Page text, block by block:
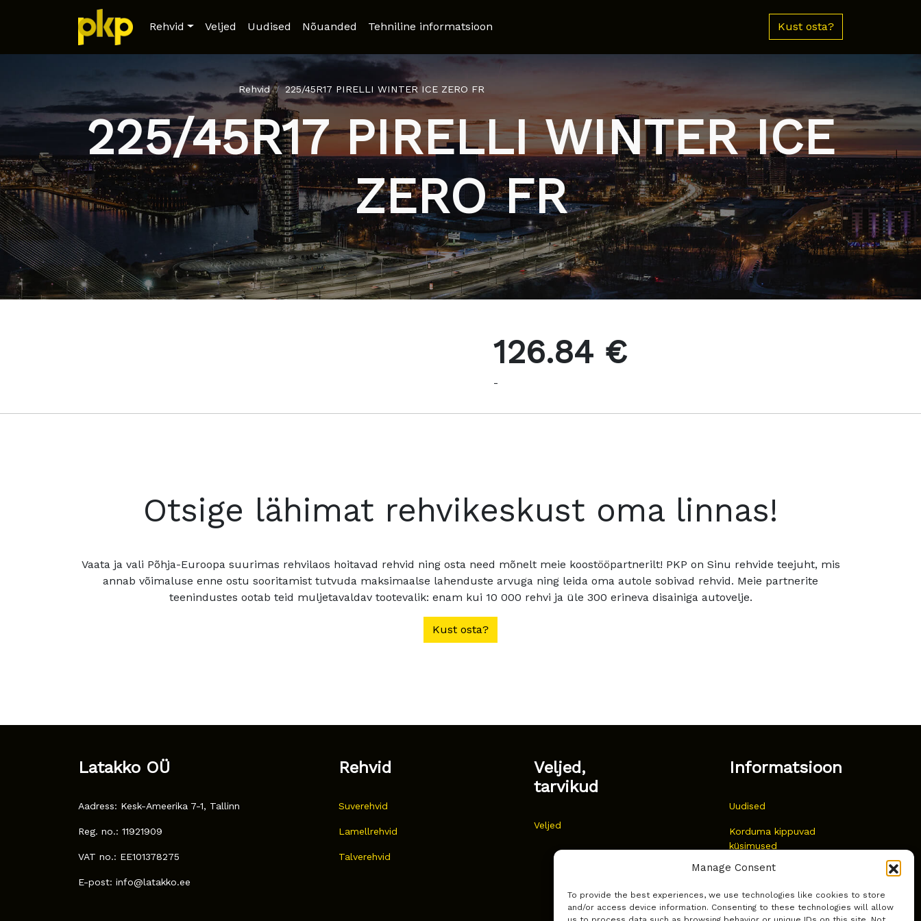
Manage Consent
To provide the best experiences, we use technologies like cookies to store
and/or access device information. Consenting to these technologies will allow
Rehvid Veljed Uudised Nõuanded Tehniline informatsioon Kust osta?
Rehvid 225/45R17 PIRELLI WINTER ICE ZERO FR
225/45R17 PIRELLI WINTER ICE
ZERO FR
126.84 €
-
Otsige lähimat rehvikeskust oma linnas!
Vaata ja vali Põhja-Euroopa suurimas rehvilaos hoitavad rehvid ning osta need mõnelt meie koostööpartnerilt! PKP on Sinu rehvide teejuht, mis
annab võimaluse enne ostu sooritamist tutvuda maksimaalse lahenduste arvuga ning leida oma autole sobivad rehvid. Meie partnerite
teenindustes ootab teid muljetavaldav tootevalik: enam kui 10 000 rehvi ja üle 300 erineva disainiga autovelje.
Kust osta?
Latakko OÜ
Aadress: Kesk-Ameerika 7-1, Tallinn
Reg. no.: 11921909
VAT no.: EE101378275
E-post: info@latakko.ee
Rehvid
Suverehvid
Lamellrehvid
Talverehvid
Veljed,
tarvikud
Veljed
Informatsioon
Uudised
Korduma kippuvad
küsimused
Kust osta?
Küpsiste poliitika